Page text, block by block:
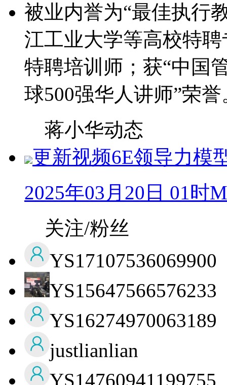
被业内誉为“最佳执行
江工业大学等高校特
特聘培训师；获“中国
球500强华人讲师”荣誉
蒋小华动态
更新视频6E领导力模
2025年03月20日 01时
关注/粉丝
YS17107536069900
YS15647566576233
YS16274970063189
justlianlian
YS14760941199755